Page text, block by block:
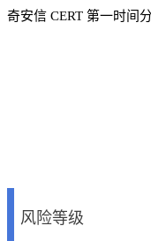
奇安信 CERT 第一时间
风险等级